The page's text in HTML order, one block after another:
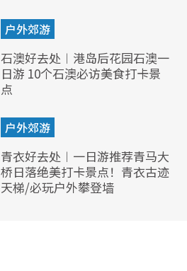
户外郊游
石澳好去处︱港岛后花园石澳一
日游 10个石澳必访美食打卡景
点
户外郊游
青衣好去处︱一日游推荐青马大
桥日落绝美打卡景点！青衣古迹
天梯/必玩户外攀登墙